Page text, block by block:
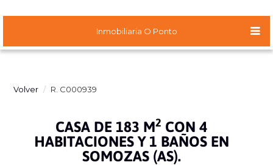
Inmobiliaria O Ponto
Volver R. C000939
CASA DE 183 M2 CON 4
HABITACIONES Y 1 BAÑOS EN
SOMOZAS (AS).